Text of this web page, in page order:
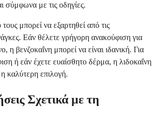
σύμφωνα με τις οδηγίες.
μπορεί να εξαρτηθεί από τις
Εάν θέλετε γρήγορη ανακούφιση για
η βενζοκαΐνη μπορεί να είναι ιδανική. Για
ή εάν έχετε ευαίσθητο δέρμα, η λιδοκαΐνη
καλύτερη επιλογή.
Σχετικά με τη